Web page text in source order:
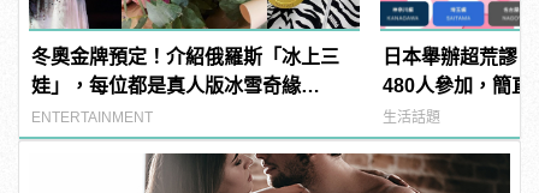
冬奧金牌預定！介紹俄羅斯「冰上三
娃」，每位都是真人版冰雪奇緣
Elsa！ | manfashion這樣變型男
ENTERTAINMENT
日本舉辦超荒謬
480人參加，簡直
manfashion這樣
生活話題